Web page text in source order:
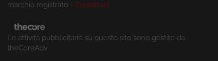
marchio registrato - Contattaci
Le attività pubblicitarie su questo sito sono gestite da
theCoreAdv